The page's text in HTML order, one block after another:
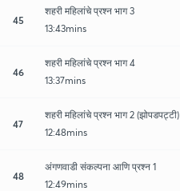
45
शहरी महिलांचे प्रश्न भाग 3
13:43mins
46
शहरी महिलांचे प्रश्न भाग 4
13:37mins
47
शहरी महिलांचे प्रश्न भाग 2 (झोपडपट्टी)
12:48mins
48
अंगणवाडी संकल्पना आणि प्रश्न 1
12:49mins